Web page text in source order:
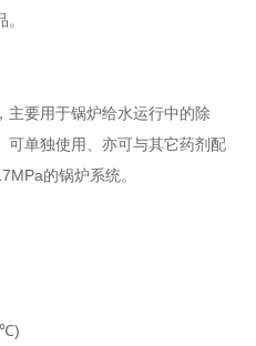
主要用于锅炉给水运行中的除
可单独使用、亦可与其它药剂配
的锅炉系统。